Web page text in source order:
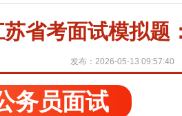
苏省考面试模拟题
发布：2026-05-13 09:57:40
务员面试